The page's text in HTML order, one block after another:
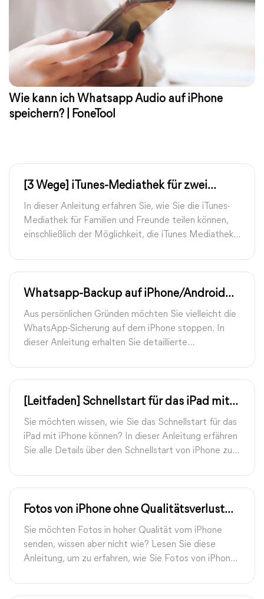
Wie kann ich Whatsapp Audio auf iPhone
speichern? | FoneTool
[3 Wege] iTunes-Mediathek für zwei
Benutzer teilen
In dieser Anleitung erfahren Sie, wie Sie die iTunes-
Mediathek für Familien und Freunde teilen können,
einschließlich der Möglichkeit, die iTunes Mediathek
Whatsapp-Backup auf iPhone/Android
stoppen | FoneTool
Aus persönlichen Gründen möchten Sie vielleicht die
WhatsApp-Sicherung auf dem iPhone stoppen. In
dieser Anleitung erhalten Sie detaillierte
[Leitfaden] Schnellstart für das iPad mit
iPhone
Sie möchten wissen, wie Sie das Schnellstart für das
iPad mit iPhone können? In dieser Anleitung erfähren
Sie alle Details über den Schnellstart von iPhone zu
Fotos von iPhone ohne Qualitätsverlust
versenden | FoneTool
Sie möchten Fotos in hoher Qualität vom iPhone
senden, wissen aber nicht wie? Lesen Sie diese
Anleitung, um zu erfahren, wie Sie Fotos von iPhone